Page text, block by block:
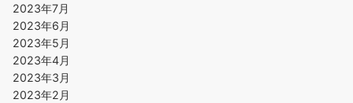
2023年7月
2023年6月
2023年5月
2023年4月
2023年3月
2023年2月